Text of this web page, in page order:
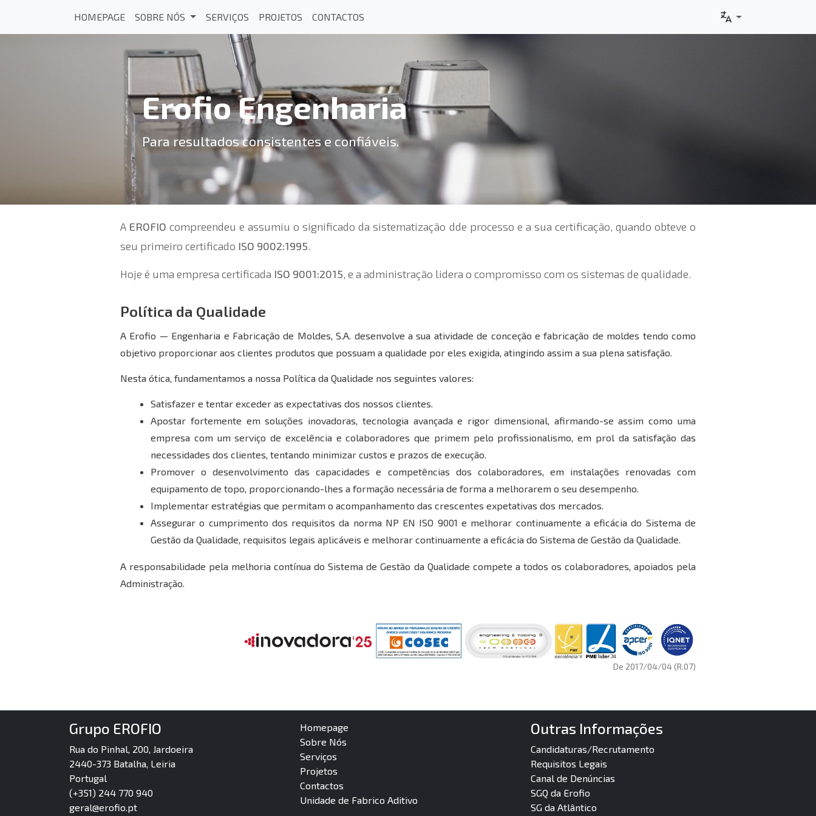
HOMEPAGE SOBRE NÓS SERVIÇOS PROJETOS CONTACTOS
Erofio Engenharia
Para resultados consistentes e confiáveis.
A EROFIO compreendeu e assumiu o significado da sistematização dde processo e a sua certificação, quando obteve o
seu primeiro certificado ISO 9002:1995.
Hoje é uma empresa certificada ISO 9001:2015, e a administração lidera o compromisso com os sistemas de qualidade.
Política da Qualidade
A Erofio — Engenharia e Fabricação de Moldes, S.A. desenvolve a sua atividade de conceção e fabricação de moldes tendo como
objetivo proporcionar aos clientes produtos que possuam a qualidade por eles exigida, atingindo assim a sua plena satisfação.
Nesta ótica, fundamentamos a nossa Política da Qualidade nos seguintes valores:
Satisfazer e tentar exceder as expectativas dos nossos clientes.
Apostar fortemente em soluções inovadoras, tecnologia avançada e rigor dimensional, afirmando-se assim como uma
empresa com um serviço de excelência e colaboradores que primem pelo profissionalismo, em prol da satisfação das
necessidades dos clientes, tentando minimizar custos e prazos de execução.
Promover o desenvolvimento das capacidades e competências dos colaboradores, em instalações renovadas com
equipamento de topo, proporcionando-lhes a formação necessária de forma a melhorarem o seu desempenho.
Implementar estratégias que permitam o acompanhamento das crescentes expetativas dos mercados.
Assegurar o cumprimento dos requisitos da norma NP EN ISO 9001 e melhorar continuamente a eficácia do Sistema de
Gestão da Qualidade, requisitos legais aplicáveis e melhorar continuamente a eficácia do Sistema de Gestão da Qualidade.
A responsabilidade pela melhoria contínua do Sistema de Gestão da Qualidade compete a todos os colaboradores, apoiados pela
Administração.
De 2017/04/04 (R.07)
Grupo EROFIO
Rua do Pinhal, 200, Jardoeira
2440-373 Batalha, Leiria
Portugal
(+351) 244 770 940
geral@erofio.pt
Homepage
Sobre Nós
Serviços
Projetos
Contactos
Unidade de Fabrico Aditivo
Outras Informações
Candidaturas/Recrutamento
Requisitos Legais
Canal de Denúncias
SGQ da Erofio
SG da Atlântico